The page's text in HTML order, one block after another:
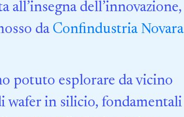
all’insegna dell’innovazione,
da Confindustria Novara
potuto esplorare da vicino
wafer in silicio, fondamentali